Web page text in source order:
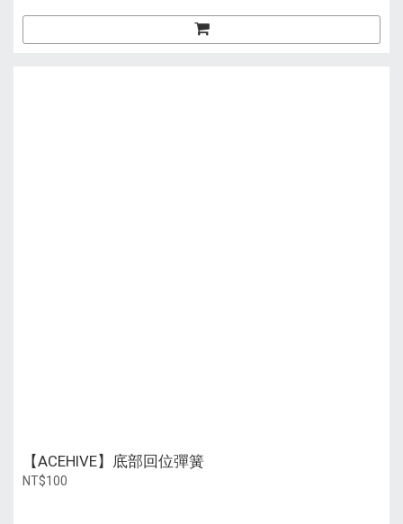
【ACEHIVE】底部回位彈簧
NT$100